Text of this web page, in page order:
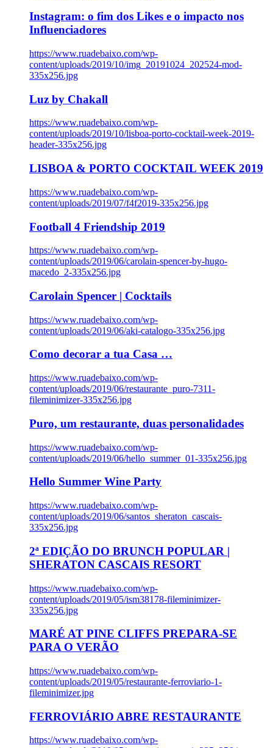
Instagram: o fim dos Likes e o impacto nos
Influenciadores
https://www.ruadebaixo.com/wp-
content/uploads/2019/10/img_20191024_202524-mod-
335x256.jpg
Luz by Chakall
https://www.ruadebaixo.com/wp-
content/uploads/2019/10/lisboa-porto-cocktail-week-2019-
header-335x256.jpg
LISBOA & PORTO COCKTAIL WEEK 2019
https://www.ruadebaixo.com/wp-
content/uploads/2019/07/f4f2019-335x256.jpg
Football 4 Friendship 2019
https://www.ruadebaixo.com/wp-
content/uploads/2019/06/carolain-spencer-by-hugo-
macedo_2-335x256.jpg
Carolain Spencer | Cocktails
https://www.ruadebaixo.com/wp-
content/uploads/2019/06/aki-catalogo-335x256.jpg
Como decorar a tua Casa …
https://www.ruadebaixo.com/wp-
content/uploads/2019/06/restaurante_puro-7311-
fileminimizer-335x256.jpg
Puro, um restaurante, duas personalidades
https://www.ruadebaixo.com/wp-
content/uploads/2019/06/hello_summer_01-335x256.jpg
Hello Summer Wine Party
https://www.ruadebaixo.com/wp-
content/uploads/2019/06/santos_sheraton_cascais-
335x256.jpg
2ª EDIÇÃO DO BRUNCH POPULAR |
SHERATON CASCAIS RESORT
https://www.ruadebaixo.com/wp-
content/uploads/2019/05/ism38178-fileminimizer-
335x256.jpg
MARÉ AT PINE CLIFFS PREPARA-SE
PARA O VERÃO
https://www.ruadebaixo.com/wp-
content/uploads/2019/05/restaurante-ferroviario-1-
fileminimizer.jpg
FERROVIÁRIO ABRE RESTAURANTE
https://www.ruadebaixo.com/wp-